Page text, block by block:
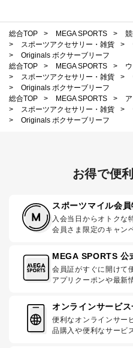
総合TOP > MEGA SPORTS >
>
スポーツアクセサリー・雑貨 >
>
Originals ボクサーブリーフ
総合TOP
> MEGA SPORTS >
>
スポーツアクセサリー・雑貨 >
>
Originals ボクサーブリーフ
総合TOP
> MEGA SPORTS >
>
スポーツアクセサリー・雑貨 >
>
Originals ボクサーブリーフ
お得で便
スポーツマイル会
入会当日からオトクな
会員さま限定のキャン
MEGA SPORTS 公
会員証がすぐに開けて
アプリクーポンや最新
オンラインサービス
便利なオンラインサー
品購入や便利なサービ